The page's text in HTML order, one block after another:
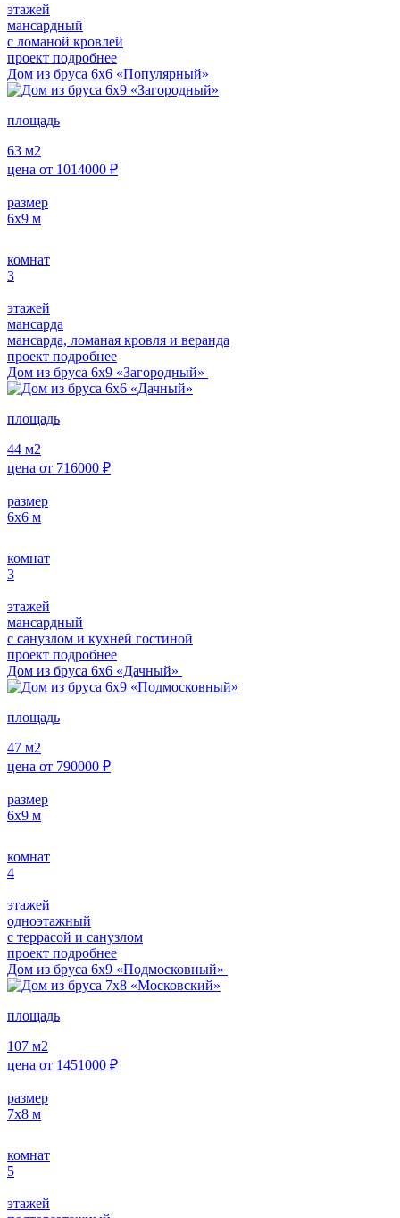
этажей
мансардный
с ломаной кровлей
проект подробнее
Дом из бруса 6х6 «Популярный»
площадь
63 м2
цена от 1014000 ₽
размер
6х9 м
комнат
3
этажей
мансарда
мансарда, ломаная кровля и веранда
проект подробнее
Дом из бруса 6х9 «Загородный»
площадь
44 м2
цена от 716000 ₽
размер
6х6 м
комнат
3
этажей
мансардный
с санузлом и кухней гостиной
проект подробнее
Дом из бруса 6х6 «Дачный»
площадь
47 м2
цена от 790000 ₽
размер
6х9 м
комнат
4
этажей
одноэтажный
с террасой и санузлом
проект подробнее
Дом из бруса 6х9 «Подмосковный»
площадь
107 м2
цена от 1451000 ₽
размер
7х8 м
комнат
5
этажей